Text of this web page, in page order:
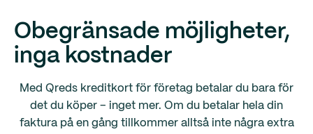
Obegränsade möjligheter,
inga kostnader
Med Qreds kreditkort för företag betalar du bara för
det du köper – inget mer. Om du betalar hela din
faktura på en gång tillkommer alltså inte några extra